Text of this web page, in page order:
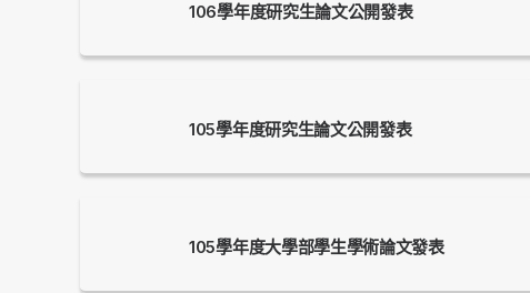
106學年度研究生論文公開發表
105學年度研究生論文公開發表
105學年度大學部學生學術論文發表